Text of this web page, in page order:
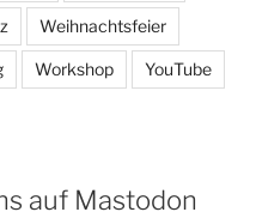
Weihnachtsfeier
Workshop YouTube
auf Mastodon